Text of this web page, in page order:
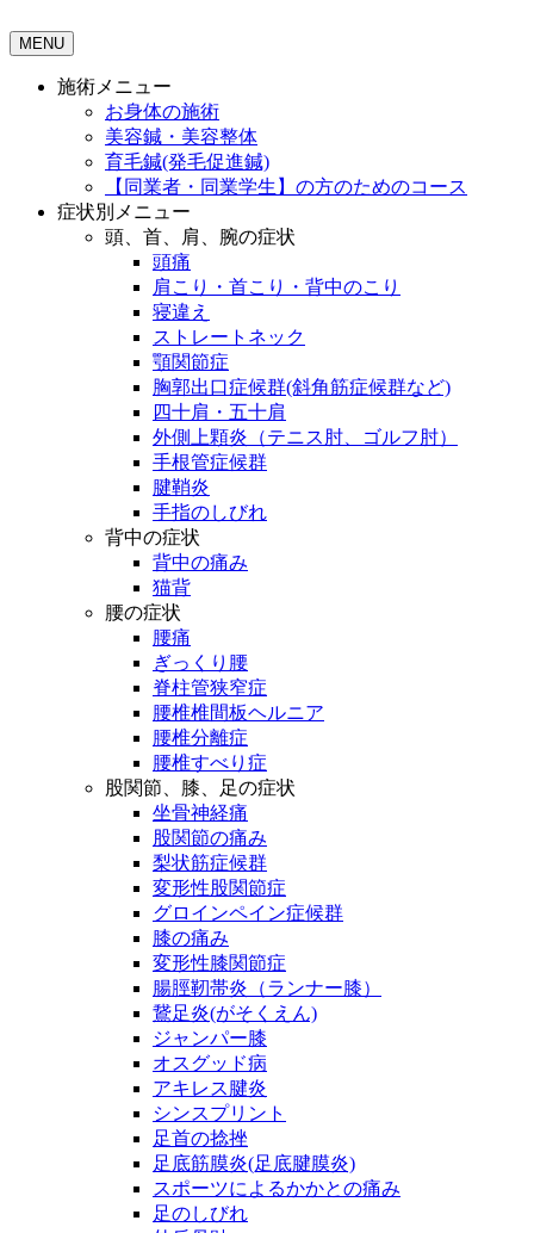
MENU
施術メニュー
お身体の施術
美容鍼・美容整体
育毛鍼(発毛促進鍼)
【同業者・同業学生】の方のためのコース
症状別メニュー
頭、首、肩、腕の症状
頭痛
肩こり・首こり・背中のこり
寝違え
ストレートネック
顎関節症
胸郭出口症候群(斜角筋症候群など)
四十肩・五十肩
外側上顆炎（テニス肘、ゴルフ肘）
手根管症候群
腱鞘炎
手指のしびれ
背中の症状
背中の痛み
猫背
腰の症状
腰痛
ぎっくり腰
脊柱管狭窄症
腰椎椎間板ヘルニア
腰椎分離症
腰椎すべり症
股関節、膝、足の症状
坐骨神経痛
股関節の痛み
梨状筋症候群
変形性股関節症
グロインペイン症候群
膝の痛み
変形性膝関節症
腸脛靭帯炎（ランナー膝）
鵞足炎(がそくえん)
ジャンパー膝
オスグッド病
アキレス腱炎
シンスプリント
足首の捻挫
足底筋膜炎(足底腱膜炎)
スポーツによるかかとの痛み
足のしびれ